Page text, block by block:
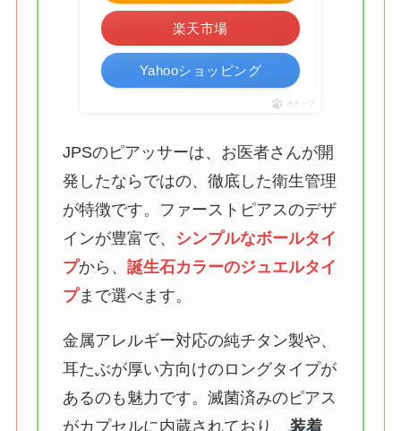
楽天市場
Yahooショッピング
ポチップ
JPSのピアッサーは、お医者さんが開
発したならではの、徹底した衛生管理
が特徴です。ファーストピアスのデザ
インが豊富で、 シンプルなボールタイ
プから、誕生石カラーのジュエルタイ
プまで選べます。
金属アレルギー対応の純チタン製や、
耳たぶが厚い方向けのロングタイプが
あるのも魅力です。滅菌済みのピアス
がカプセルに内蔵されており、装着